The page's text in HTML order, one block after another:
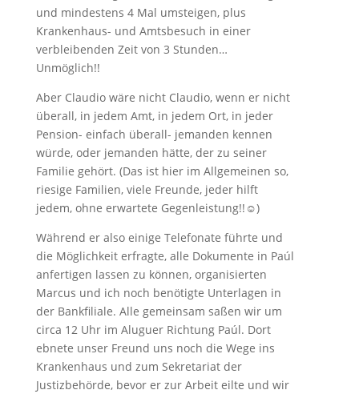
und mindestens 4 Mal umsteigen, plus
Krankenhaus- und Amtsbesuch in einer
verbleibenden Zeit von 3 Stunden…
Unmöglich!!
Aber Claudio wäre nicht Claudio, wenn er nicht
überall, in jedem Amt, in jedem Ort, in jeder
Pension- einfach überall- jemanden kennen
würde, oder jemanden hätte, der zu seiner
Familie gehört. (Das ist hier im Allgemeinen so,
riesige Familien, viele Freunde, jeder hilft
jedem, ohne erwartete Gegenleistung!!☺)
Während er also einige Telefonate führte und
die Möglichkeit erfragte, alle Dokumente in Paúl
anfertigen lassen zu können, organisierten
Marcus und ich noch benötigte Unterlagen in
der Bankfiliale. Alle gemeinsam saßen wir um
circa 12 Uhr im Aluguer Richtung Paúl. Dort
ebnete unser Freund uns noch die Wege ins
Krankenhaus und zum Sekretariat der
Justizbehörde, bevor er zur Arbeit eilte und wir